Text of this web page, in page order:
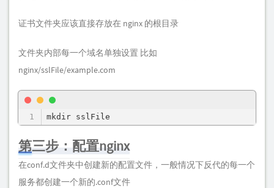
证书文件夹应该直接存放在 nginx 的根目录
文件夹内部每一个域名单独设置 比如
nginx/sslFile/example.com
mkdir sslFile
第三步：配置nginx
在conf.d文件夹中创建新的配置文件，一般情况下反代的每一个
服务都创建一个新的.conf文件